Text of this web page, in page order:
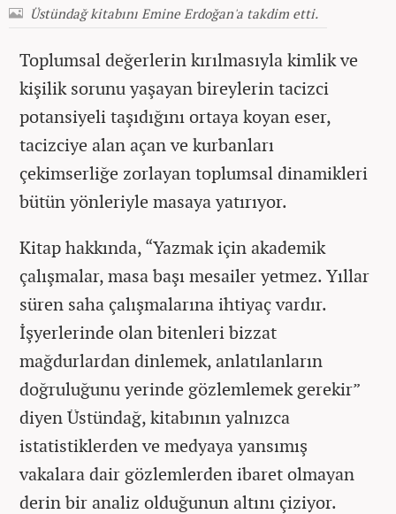
Üstündağ kitabını Emine Erdoğan'a takdim etti.
Toplumsal değerlerin kırılmasıyla kimlik ve
kişilik sorunu yaşayan bireylerin tacizci
potansiyeli taşıdığını ortaya koyan eser,
tacizciye alan açan ve kurbanları
çekimserliğe zorlayan toplumsal dinamikleri
bütün yönleriyle masaya yatırıyor.
Kitap hakkında, “Yazmak için akademik
çalışmalar, masa başı mesailer yetmez. Yıllar
süren saha çalışmalarına ihtiyaç vardır.
İşyerlerinde olan bitenleri bizzat
mağdurlardan dinlemek, anlatılanların
doğruluğunu yerinde gözlemlemek gerekir”
diyen Üstündağ, kitabının yalnızca
istatistiklerden ve medyaya yansımış
vakalara dair gözlemlerden ibaret olmayan
derin bir analiz olduğunun altını çiziyor.